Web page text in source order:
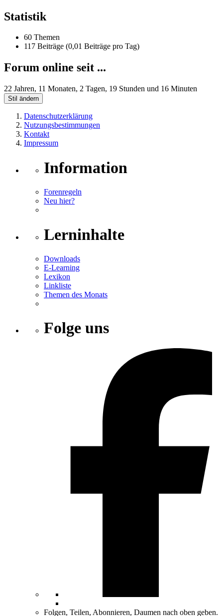
Statistik
60 Themen
117 Beiträge (0,01 Beiträge pro Tag)
Forum online seit ...
22 Jahren, 11 Monaten, 2 Tagen, 19 Stunden und 16 Minuten
Stil ändern
Datenschutzerklärung
Nutzungsbestimmungen
Kontakt
Impressum
Information
Forenregeln
Neu hier?
Lerninhalte
Downloads
E-Learning
Lexikon
Linkliste
Themen des Monats
Folge uns
Folgen, Teilen, Abonnieren, Daumen nach oben geben.